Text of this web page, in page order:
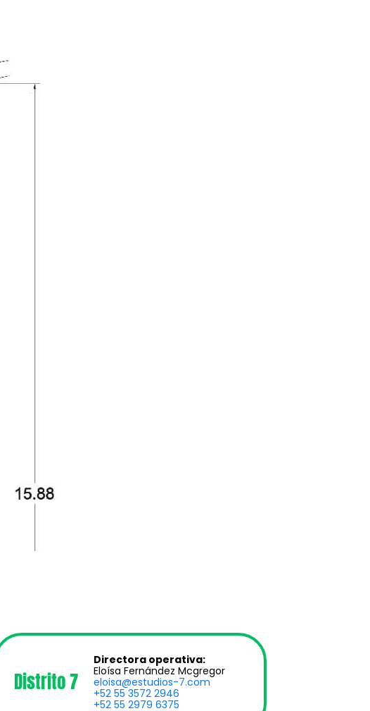
Distrito 7
Directora operativa:
Eloísa Fernández Mcgregor
eloisa@estudios-7.com
+52 55 3572 2946
+52 55 2979 6375